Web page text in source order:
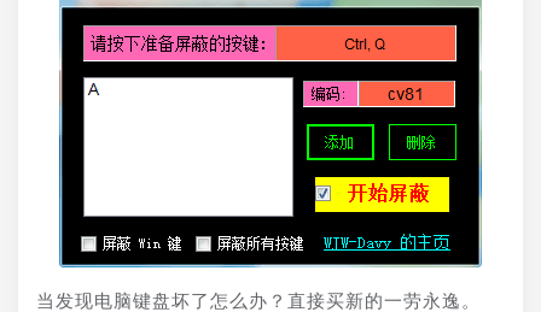
当发现电脑键盘坏了怎么办？直接买新的一劳永逸。